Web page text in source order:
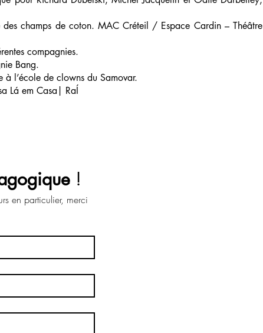
champs de coton. MAC Créteil / Espace Cardin – Théâtre
compagnies.
Bang.
l’école de clowns du Samovar.
Lá em Casa| RaÍ
!
en particulier, merci